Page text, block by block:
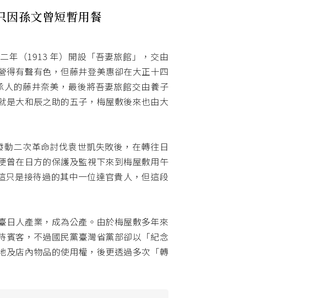
因孫文曾短暫用餐
年（1913 年）開設「吾妻旅館」，交由
得有聲有色，但藤井登美惠卻在大正十四
的藤井奈美，最後將吾妻旅館交由養子
是大和辰之助的五子，梅屋敷後來也由大
二次革命討伐袁世凱失敗後，在轉往日
曾在日方的保護及監視下來到梅屋敷用午
只是接待過的其中一位達官貴人，但這段
日人產業，成為公產。由於梅屋敷多年來
賓客，不過國民黨臺灣省黨部卻以「紀念
及店內物品的使用權，後更透過多次「轉